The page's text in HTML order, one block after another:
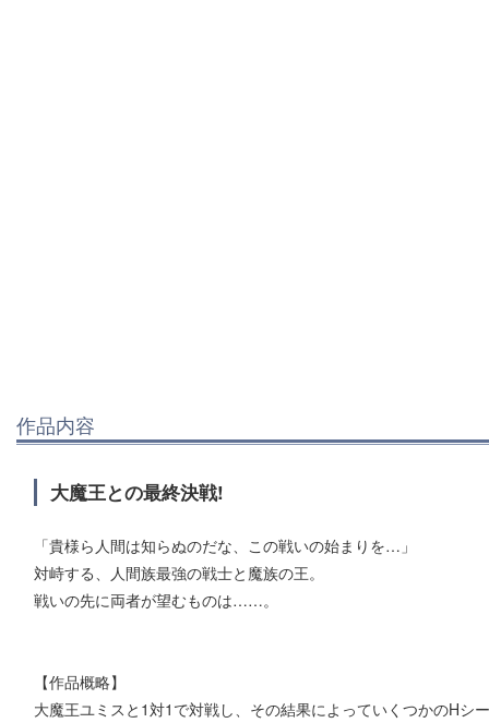
作品内容
大魔王との最終決戦!
「貴様ら人間は知らぬのだな、この戦いの始まりを…」
対峙する、人間族最強の戦士と魔族の王。
戦いの先に両者が望むものは……。
【作品概略】
大魔王ユミスと1対1で対戦し、その結果によっていくつかのHシ